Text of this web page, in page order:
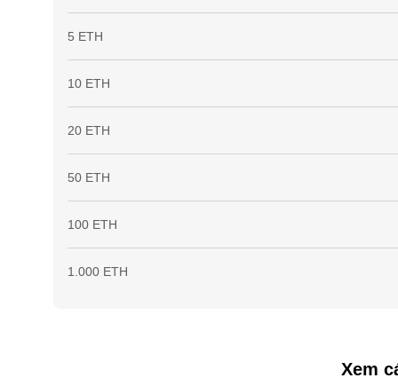
5 ETH
10 ETH
20 ETH
50 ETH
100 ETH
1.000 ETH
Xem